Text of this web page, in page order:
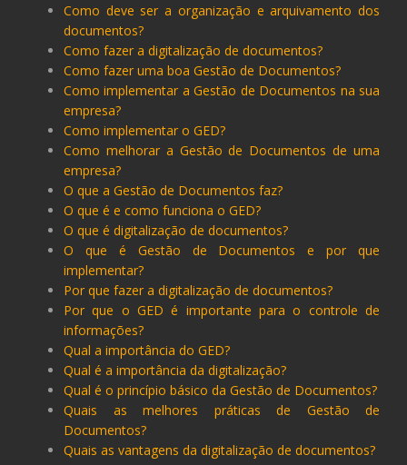
Como deve ser a organização e arquivamento dos
documentos?
Como fazer a digitalização de documentos?
Como fazer uma boa Gestão de Documentos?
Como implementar a Gestão de Documentos na sua
empresa?
Como implementar o GED?
Como melhorar a Gestão de Documentos de uma
empresa?
O que a Gestão de Documentos faz?
O que é e como funciona o GED?
O que é digitalização de documentos?
O que é Gestão de Documentos e por que
implementar?
Por que fazer a digitalização de documentos?
Por que o GED é importante para o controle de
informações?
Qual a importância do GED?
Qual é a importância da digitalização?
Qual é o princípio básico da Gestão de Documentos?
Quais as melhores práticas de Gestão de
Documentos?
Quais as vantagens da digitalização de documentos?